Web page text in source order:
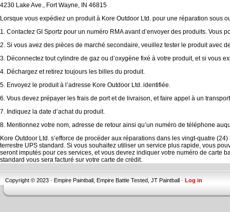
4230 Lake Ave., Fort Wayne, IN 46815
Lorsque vous expédiez un produit à Kore Outdoor Ltd. pour une réparation sous
1. Contactez GI Sportz pour un numéro RMA avant d’envoyer des produits.
2. Si vous avez des pièces de marché secondaire, veuillez tester le produit avec
3. Déconnectez tout cylindre de gaz ou d’oxygène fixé à votre produit, et si vous
4. Déchargez et retirez toujours les billes du produit.
5. Envoyez le produit à l’adresse Kore Outdoor Ltd. identifiée.
6. Vous devez prépayer les frais de port et de livraison, et faire appel à un
7. Indiquez la date d’achat du produit.
8. Mentionnez votre nom, adresse de retour ainsi qu’un numéro de téléphone
Kore Outdoor Ltd. s’efforce de procéder aux réparations dans les vingt-quatre
terrestre UPS standard. Si vous souhaitez utiliser un service plus rapide, vous
seront imputés pour ces services, et vous devrez indiquer votre numéro de carte
standard vous sera facturé sur votre carte de crédit.
Copyright © 2023 · Empire Paintball, Empire Battle Tested, JT Paintball · Log in